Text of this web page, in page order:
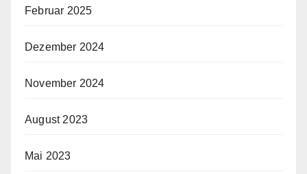
Februar 2025
Dezember 2024
November 2024
August 2023
Mai 2023